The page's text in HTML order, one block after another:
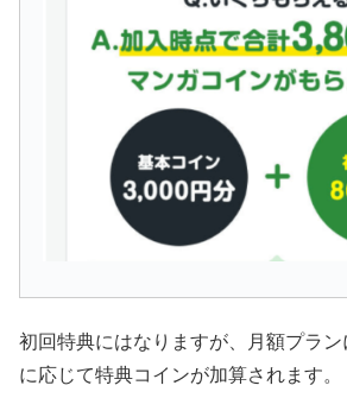
初回特典にはなりますが、月額プラ
に応じて特典コインが加算されます。